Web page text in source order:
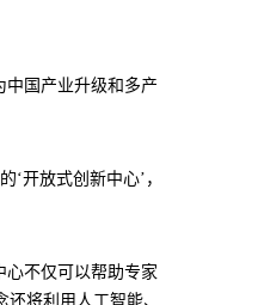
中国产业升级和多产
开放式创新中心’，
心不仅可以帮助专家
将利用人工智能、